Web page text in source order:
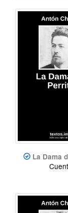
La Dama